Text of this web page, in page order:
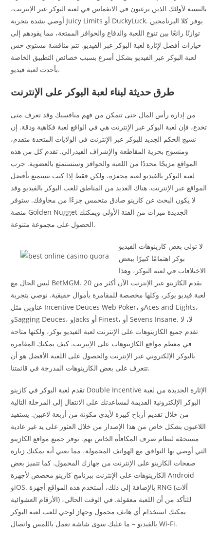
بالنسبة لأولئك الذين يرغبون في الانغماس في لعبة البوكر عبر الإنترنت،
أوصي بشدة بتجربة Juicy Limits أو DuckyLuck. يوفر كلا البرنامجين
توازنًا رائعًا بين تنوع اللعبة والدفاع والحوافز الممتعة، مما يقودهم إلى
خيارات أفضل لإثارة لعبة البوكر عبر الفيديو. تتم مناقشة مستوى حس
لعبة البوكر عبر الفيديو بشكل أسرع بسبب خصائص التطبيق الخاصة
بأحدث لعبة فيديو.
طرق حديثة لبناء لعبة البوكر على الإنترنت
من إدارة رأس المال حتى تتمكن من فهم منافسيك وقد تعرف متى
تخدع، فإن لعبة البوكر عبر الإنترنت هي في الواقع لعبة فكاهية ودقة. إن
نسيج الحكم الجديد للبوكر عبر الإنترنت في الولايات المتحدة متقدم،
ومنسوج بحرية المقاطعة والإشراف الفيدرالي. تقدم كل من هذه
المواقع مزيجًا محددًا من اللعبة والحوافز وستستمتع بالعضوية. جرب
لعبة البوكر بالفيديو لعبة محفزة، ولكن فقط إذا كنت تستمتع بأفضل
المواقع عبر الإنترنت. هناك العديد من المناطق للعب البوكر بالفيديو وقد
لا يكون البحث عن كازينو صادق متحمس جزءًا من مخاوفك. ستوفر
منصة Golden Nugget الجديدة ميزات من الفئة الأولى ويمكنك
الحصول على مجموعة متنوعة.
لا تولي بعض كازينوهات الفيديو
بوكر اهتمامًا كبيرًا ببعض
الاختلافات في لعبة البوكر، وهذا
ليس الحال مع BetMGM. يقدم الكازينو عبر الإنترنت الآن أكثر من 20
لعبة فيديو بوكر، وكلها مخصصة للمقامرة بأموال حقيقية. نوصي بتجربة
عناوين مثل Incentive Deuces Web Poker، وAces and Eights،
وSagging Deuces، وJacks أو Finest، أو Sevens Insane. لا، لا
تقدم جميع الكازينوهات على الإنترنت لعبة الفيديو بوكر، ولكنها متاحة
في معظم مواقع الكازينوهات على الإنترنت. كيف يمكنك المقامرة
بالبوكر الإلكتروني عبر الإنترنت والحصول على اللعبة الأفضل هو أن
تتعرف على بعض الكازينوهات المدرجة في قائمتنا.
تقدم لعبة البوكر في كازينو Double Incentive الإثارة الجديدة من لعبة
البوكر الإلكترونية القديمة لمساعدتك على الانتقال إلى المرحلة التالية
من خلال تقديم أرباح كبيرة لأيدي مكونة من أربعة لاعبين. يستفيد
اللاعبون بشكل خاص من هذا الإصدار من خلال العثور على يد غير عادية
مستحقة لنظام صرف المكافأة الخاص بهم. توفر جميع مواقع الكازينو
التي أوصي بها التوافق مع الهواتف المحمولة، مما يعني أنه يمكنك زيارة
صفحات الكازينو على الإنترنت من جهازك المحمول. كما تتميز بعض
الكازينوهات على الإنترنت ببرنامج كازينو مخصص لأجهزة Android
وiOS. بالإضافة إلى ذلك، أستخدم هذه المواقع أجهزة RNG (آلات
الأرقام العشوائية) للتأكد من أن اللعبة معقولة. في الوقت الحالي،
يمكنك استخدام أي هاتف محمول وجهاز لوحي للعب لعبة البوكر
بالفيديو – ما عليك سوى شاشة تعمل باللمس واتصال Wi-Fi.